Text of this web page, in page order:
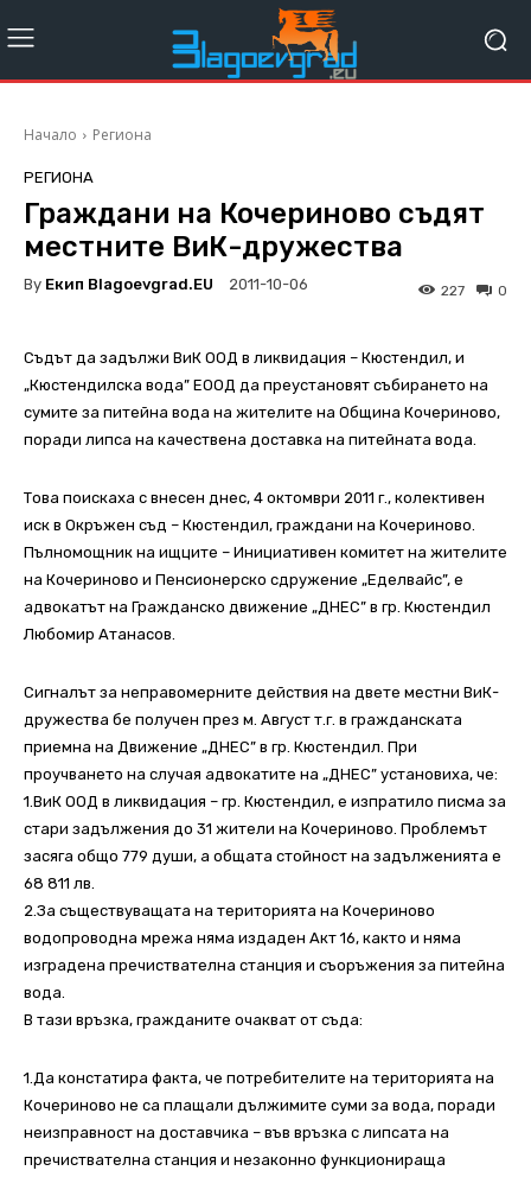
Начало Региона
РЕГИОНА
Граждани на Кочериново съдят
местните ВиК-дружества
By Екип Blagoevgrad.EU 2011-10-06 0
227
Съдът да задължи ВиК ООД в ликвидация – Кюстендил, и
„Кюстендилска вода” ЕООД да преустановят събирането на
сумите за питейна вода на жителите на Община Кочериново,
поради липса на качествена доставка на питейната вода.
Това поискаха с внесен днес, 4 октомври 2011 г., колективен
иск в Окръжен съд – Кюстендил, граждани на Кочериново.
Пълномощник на ищците – Инициативен комитет на жителите
на Кочериново и Пенсионерско сдружение „Еделвайс”, е
адвокатът на Гражданско движение „ДНЕС” в гр. Кюстендил
Любомир Атанасов.
Сигналът за неправомерните действия на двете местни ВиК-
дружества бе получен през м. Август т.г. в гражданската
приемна на Движение „ДНЕС” в гр. Кюстендил. При
проучването на случая адвокатите на „ДНЕС” установиха, че:
1.ВиК ООД в ликвидация – гр. Кюстендил, е изпратило писма за
стари задължения до 31 жители на Кочериново. Проблемът
засяга общо 779 души, а общата стойност на задълженията е
68 811 лв.
2.За съществуващата на територията на Кочериново
водопроводна мрежа няма издаден Акт 16, както и няма
изградена пречиствателна станция и съоръжения за питейна
вода.
В тази връзка, гражданите очакват от съда:
1.Да констатира факта, че потребителите на територията на
Кочериново не са плащали дължимите суми за вода, поради
неизправност на доставчика – във връзка с липсата на
пречиствателна станция и незаконно функционираща